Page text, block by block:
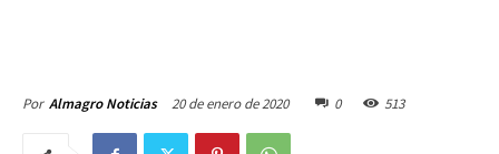
Por Almagro Noticias 20 de enero de 2020 0 513